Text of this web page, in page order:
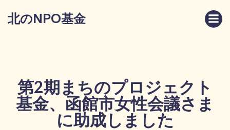
ス
キ
ッ
プ
北のNPO基金
第2期まちのプロジェクト
基金、函館市女性会議さま
に助成しました